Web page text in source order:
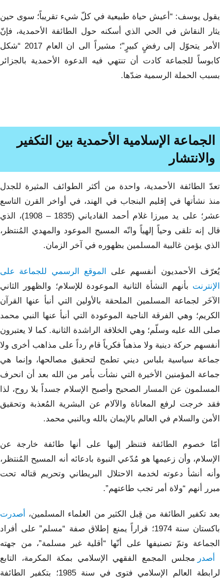
يقول يوسف: “أعيش حياة طبيعية في كلّ شيء تقريباً؛ سوى حين
يثار النقاش في الحي الذي أسكنه حول الطائفة الأحمدية، فإنّ
الأمر يتحوّل إلى رفضٍ كبيرٍ”؛ مشيراً الى ان العام 2017 “شكل
كابوساً للجماعة كادت أن تنتهي فيه الدعوة الأحمدية بالجزائر
بسبب الحملة الرسمية ضدّها.
الجماعة الإسلامية الأحمدية بين التكفير
والانتشار
تعدّ الطائفة الأحمدية، واحدة من أكثر الطوائف المثيرة للجدل
منذ نشأتها في إقليم البنجاب في الهند، في أواخر القرن التاسع
عشر؛ على يد ميرزا غلام أحمد القادياني (1835 – 1908)، الذي
قال إنه تلقى وحياً إلهياً وانّه المسيح الموعود والمهدي المُنتظر،
الذي يؤمن غالبية المسلمين بظهوره في آخر الزمان.
يُعرّف الأحمديون أنفسهم على
الموقع الرسمي للجماعة على
الإنترنت بأنهم النشأة الثانية الموعودة للإسلام؛ والظهور الثاني
الآخَر لجماعة المسلمين الملحقة بالأولين التي أنبأ عنها القرآن
الكريم؛ وهي الفرقة الناجية الموعودة التي أنبأ عنها النبي محمد
صلى الله عليه وسلّم؛ وهي الخلافة الراشدة الثانية. كما لا يعتبرون
أنفسهم حركة دينية ولا مذهباً فكرياً قام رداً على مذاهب أخرى ولا
جماعة سياسية بلباس ديني تطمح لتحقيق مصالحها، وإنما هي
جماعة المؤمنين الأخيرة التي نشأت بأمر من الله بعد أن انحرف
المسلمون عن المسار الصحيح وأصبح الإسلام جسداً بلا روح، لذا
فقد خرجت لرفع المعاناة والآلام عن البشرية المُعذبة وتحقيق
الأمن والسلام في العالم بالإيمان بالله وبالنبي محمد.
أمّا خصوم الطائفة فتنظر إليها على أنها طائفة خارجة عن
الإسلام، وأن زعيمها هو مُدّعي النبوة بادعائه أنه المسيح المُنتظر،
وأنه أنشأ دعوته لخدمة الاحتلال البريطاني وتحريم قتاله تحت
مبرر أنهم “ولاة أمر تجب طاعتهم”.
بعد تكفير الطائفة من قِبل الكثير من العلماء المسلمين،
أصدرت
باكستان سنة 1974؛ قراراً يمنع إطلاق صفة “مسلم” على أفراد
الجماعة وتمّ تصنيفها على أنّها “أقلية غير مسلمة”، من جهته
أصدر مجلس المجمع الفقهي الإسلامي بمكة المكرمة، التابع
لرابطة العالم الإسلامي فتوى في سنة 1985؛ بتكفير الطائفة